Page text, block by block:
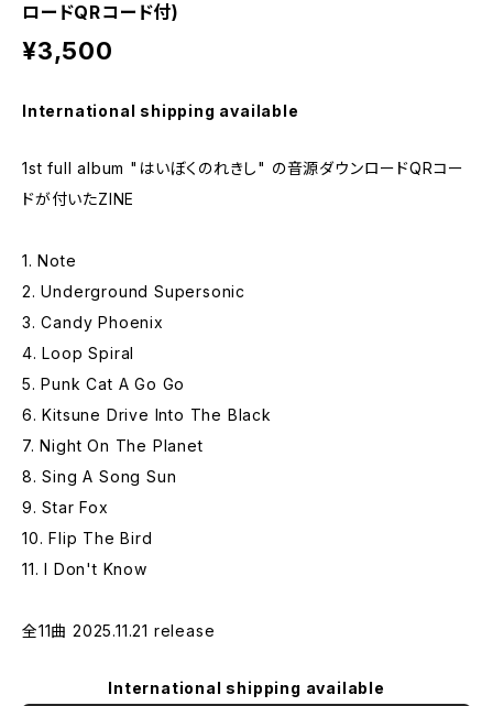
ロードQRコード付)
¥3,500
International shipping available
1st full album "はいぼくのれきし" の音源ダウンロードQRコー
ドが付いたZINE
1. Note
2. Underground Supersonic
3. Candy Phoenix
4. Loop Spiral
5. Punk Cat A Go Go
6. Kitsune Drive Into The Black
7. Night On The Planet
8. Sing A Song Sun
9. Star Fox
10. Flip The Bird
11. I Don't Know
全11曲 2025.11.21 release
International shipping available